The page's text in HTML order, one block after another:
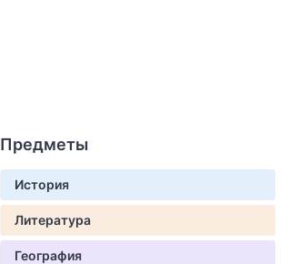
Предметы
История
Литература
География